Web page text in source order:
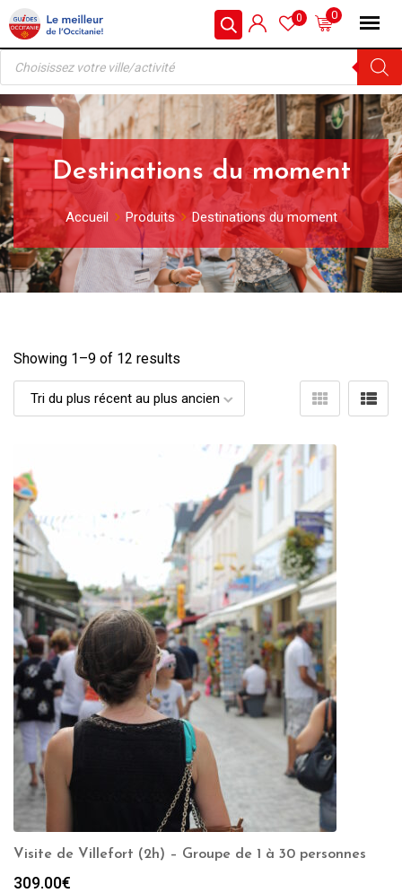
Skip
to
content
0
0
Recherche
produits
Destinations du moment
Accueil Produits Destinations du moment
Showing 1–9 of 12 results
Visite de Villefort (2h) – Groupe de 1 à 30 personnes
309.00€